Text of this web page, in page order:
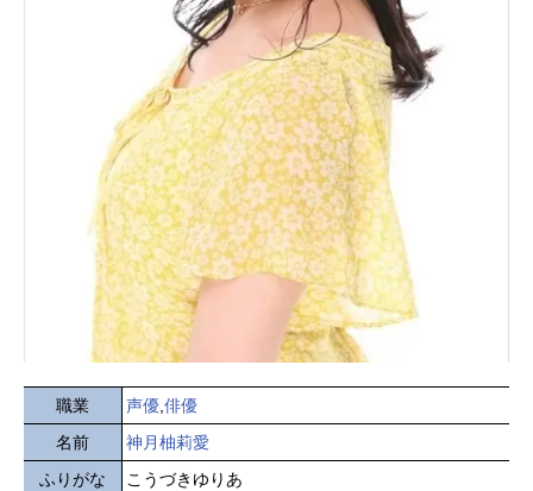
職業 声優 俳優
名前
神月柚莉愛
ふりがな
こうづきゆりあ